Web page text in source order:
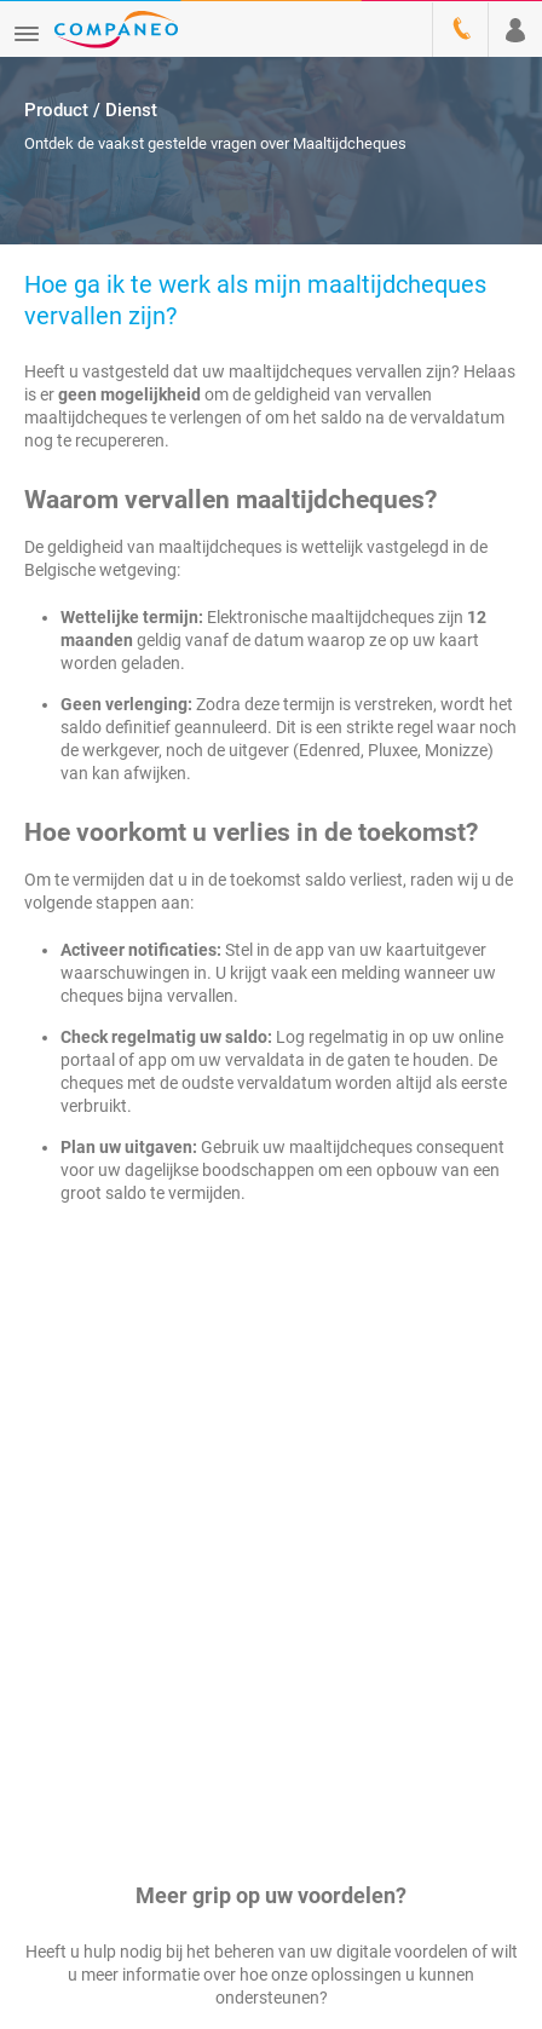
Product / Dienst
Ontdek de vaakst gestelde vragen over Maaltijdcheques
Hoe ga ik te werk als mijn maaltijdcheques
vervallen zijn?
Heeft u vastgesteld dat uw maaltijdcheques vervallen zijn? Helaas
is ergeen mogelijkheid om de geldigheid van vervallen
maaltijdcheques te verlengen of om het saldo na de vervaldatum
nog te recupereren.
Waarom vervallen maaltijdcheques?
De geldigheid van maaltijdcheques is wettelijk vastgelegd in de
Belgische wetgeving:
Wettelijke termijn: Elektronische maaltijdcheques zijn 12
maanden geldig vanaf de datum waarop ze op uw kaart
worden geladen.
Geen verlenging: Zodra deze termijn is verstreken, wordt het
saldo definitief geannuleerd. Dit is een strikte regel waar noch
de werkgever, noch de uitgever (Edenred, Pluxee, Monizze)
van kan afwijken.
Hoe voorkomt u verlies in de toekomst?
Om te vermijden dat u in de toekomst saldo verliest, raden wij u de
volgende stappen aan:
Activeer notificaties: Stel in de app van uw kaartuitgever
waarschuwingen in. U krijgt vaak een melding wanneer uw
cheques bijna vervallen.
Check regelmatig uw saldo: Log regelmatig in op uw online
portaal of app om uw vervaldata in de gaten te houden. De
cheques met de oudste vervaldatum worden altijd als eerste
verbruikt.
Plan uw uitgaven: Gebruik uw maaltijdcheques consequent
voor uw dagelijkse boodschappen om een opbouw van een
groot saldo te vermijden.
Meer grip op uw voordelen?
Heeft u hulp nodig bij het beheren van uw digitale voordelen of wilt
u meer informatie over hoe onze oplossingen u kunnen
ondersteunen?